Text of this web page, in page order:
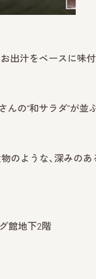
お出汁をベースに味
んの“和サラダ”が
のような、深みのあ
館地下2階